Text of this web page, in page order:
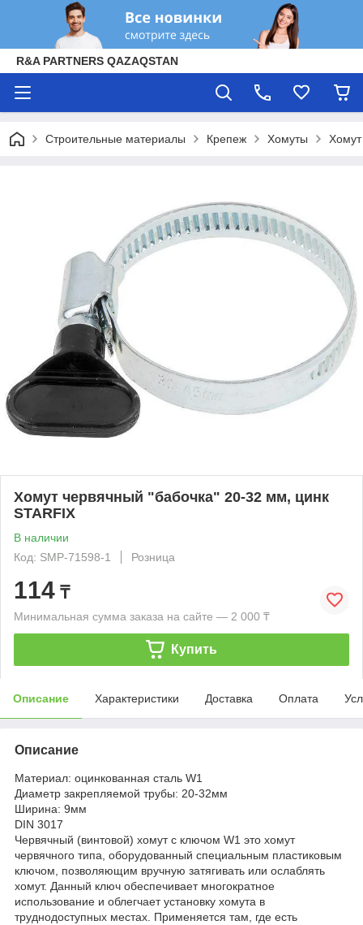
R&A PARTNERS QAZAQSTAN
Строительные материалы Крепеж Хомуты
Хомут червячный "бабочка" 20-32 мм, цинк
STARFIX
В наличии
Код: SMP-71598-1
Розница
114 ₸
Минимальная сумма заказа на сайте — 2 000 ₸
Купить
Описание Характеристики Доставка Оплата
Описание
Материал: оцинкованная сталь W1
Диаметр закрепляемой трубы: 20-32мм
Ширина: 9мм
DIN 3017
Червячный (винтовой) хомут с ключом W1 это хомут
червячного типа, оборудованный специальным пластиковым
ключом, позволяющим вручную затягивать или ослаблять
хомут. Данный ключ обеспечивает многократное
использование и облегчает установку хомута в
труднодоступных местах. Применяется там, где есть